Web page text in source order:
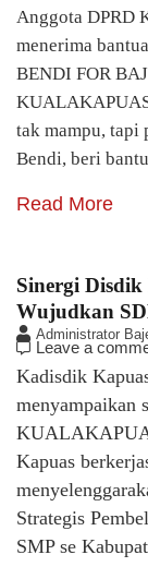
Anggota DPRD
menerima
BENDI FOR
tak mampu, tapi
Bendi, beri
Read More
Sinergi
Wujudkan
Administrator
Leave a
Kadisdik
menyampaikan
Kapuas
Strategis
SMP se